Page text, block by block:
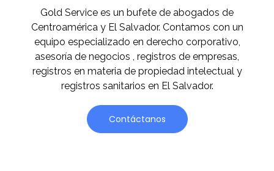
Gold Service es un bufete de abogados de
Centroamérica y El Salvador. Contamos con un
equipo especializado en derecho corporativo,
asesoría de negocios , registros de empresas,
registros en materia de propiedad intelectual y
registros sanitarios en El Salvador.
Contáctanos